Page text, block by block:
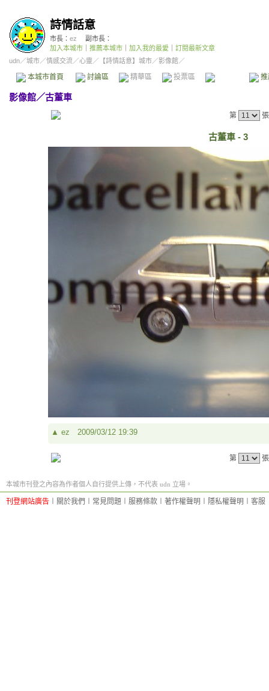
詩情話意
市長： ez
副市長：
加入本城市
推薦本城市 加入我的最愛
訂閱最新文章
udn／城市／情感交流／心靈 ／ 【詩情話意】城市／影像館／
本城市首頁 討論區 精華區 投票區 影像館
影像館／古董車
第
古董車 - 3
▲ ez 2009/03/12 19:39
第
本城市刊登之內容為作者個人自行提供上傳，不代表 udn 立場。
刊登網站廣告 關於我們 常見問題 服務條款 著作權聲明 隱私權聲明 客服